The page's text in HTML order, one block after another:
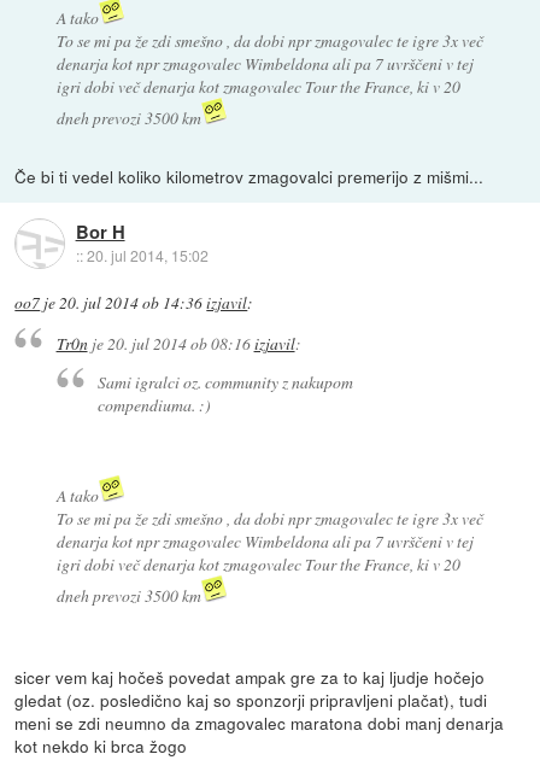
A tako
To se mi pa že zdi smešno , da dobi npr zmagovalec te igre 3x več
denarja kot npr zmagovalec Wimbeldona ali pa 7 uvrščeni v tej
igri dobi več denarja kot zmagovalec Tour the France, ki v 20
dneh prevozi 3500 km
Če bi ti vedel koliko kilometrov zmagovalci premerijo z mišmi...
Bor H
::20. jul 2014, 15:02
oo7 je20. jul 2014 ob 14:36izjavil:
Tr0nje 20. jul 2014 ob 08:16izjavil:
Sami igralci oz. community z nakupom
compendiuma. :)
A tako
To se mi pa že zdi smešno , da dobi npr zmagovalec te igre 3x več
denarja kot npr zmagovalec Wimbeldona ali pa 7 uvrščeni v tej
igri dobi več denarja kot zmagovalec Tour the France, ki v 20
dneh prevozi 3500 km
sicer vem kaj hočeš povedat ampak gre za to kaj ljudje hočejo
gledat (oz. posledično kaj so sponzorji pripravljeni plačat), tudi
meni se zdi neumno da zmagovalec maratona dobi manj denarja
kot nekdo ki brca žogo